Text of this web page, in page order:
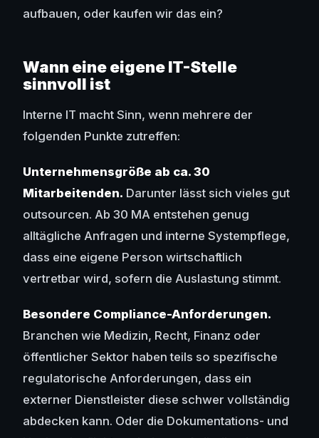
aufbauen, oder kaufen wir das ein?
Wann eine eigene IT-Stelle
sinnvoll ist
Interne IT macht Sinn, wenn mehrere der
folgenden Punkte zutreffen:
Unternehmensgröße ab ca. 30
Mitarbeitenden. Darunter lässt sich vieles gut
outsourcen. Ab 30 MA entstehen genug
alltägliche Anfragen und interne Systempflege,
dass eine eigene Person wirtschaftlich
vertretbar wird, sofern die Auslastung stimmt.
Besondere Compliance-Anforderungen.
Branchen wie Medizin, Recht, Finanz oder
öffentlicher Sektor haben teils so spezifische
regulatorische Anforderungen, dass ein
externer Dienstleister diese schwer vollständig
abdecken kann. Oder die Dokumentations- und